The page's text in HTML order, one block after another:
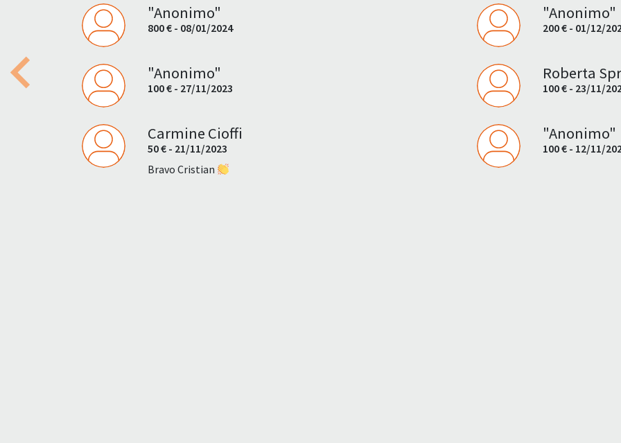
Previous
"Anonimo"
800 € - 08/01/2024
"Anonimo"
200 € - 01/12/
"Anonimo"
100 € - 27/11/2023
Roberta
100 € - 23/11/
Carmine Cioffi
50 € - 21/11/2023
Bravo Cristian
"Anonimo"
100 € - 12/11/